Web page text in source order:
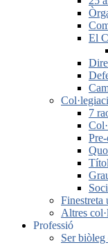
El
7
Finestreta
Altres
Professió
Ser